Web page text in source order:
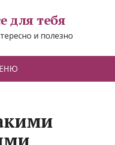
для тебя
и полезно